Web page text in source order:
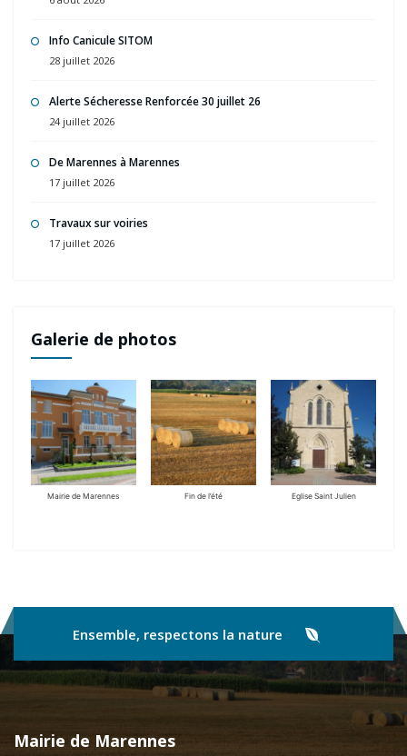
Info Canicule SITOM
28 juillet 2026
Alerte Sécheresse Renforcée 30 juillet 26
24 juillet 2026
De Marennes à Marennes
17 juillet 2026
Travaux sur voiries
17 juillet 2026
Galerie de photos
Mairie de Marennes Fin de l’été Eglise Saint Julien
Ensemble, respectons la nature
Mairie de Marennes